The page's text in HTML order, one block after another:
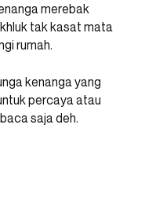
merebak
tak kasat mata
rumah.
kenanga yang
percaya atau
saja deh.